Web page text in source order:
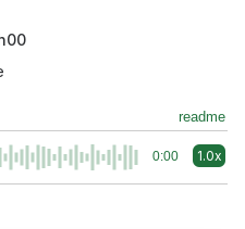
readme
0:00 1.0x